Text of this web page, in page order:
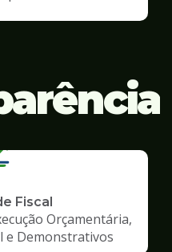
Fiscal
Orçamentária,
e Demonstrativos